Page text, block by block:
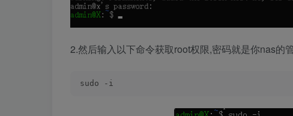
2.然后输入以下命令获取root权限,密码就是你nas的
sudo -i